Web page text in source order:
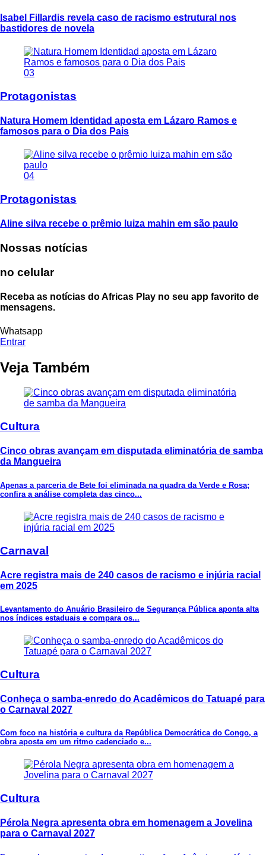
Isabel Fillardis revela caso de racismo estrutural nos
bastidores de novela
03
Protagonistas
Natura Homem Identidad aposta em Lázaro Ramos e
famosos para o Dia dos Pais
04
Protagonistas
Aline silva recebe o prêmio luiza mahin em são paulo
Nossas notícias
no celular
Receba as notícias do Africas Play no seu app favorito de
mensagens.
Whatsapp
Entrar
Veja Também
Cultura
Cinco obras avançam em disputada eliminatória de samba
da Mangueira
Apenas a parceria de Bete foi eliminada na quadra da Verde e Rosa;
confira a análise completa das cinco...
Carnaval
Acre registra mais de 240 casos de racismo e injúria racial
em 2025
Levantamento do Anuário Brasileiro de Segurança Pública aponta alta
nos índices estaduais e compara os...
Cultura
Conheça o samba-enredo do Acadêmicos do Tatuapé para
o Carnaval 2027
Com foco na história e cultura da República Democrática do Congo, a
obra aposta em um ritmo cadenciado e...
Cultura
Pérola Negra apresenta obra em homenagem a Jovelina
para o Carnaval 2027